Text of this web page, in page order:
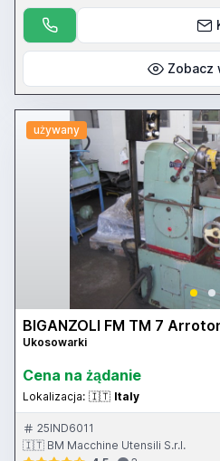
Zobacz
używany
BIGANZOLI FM TM 7
Ukosowarki
Cena na żądanie
Lokalizacja: 🇮🇹 Italy
25IND6011
🇮🇹 BM Macchine Utensili S.r.l.